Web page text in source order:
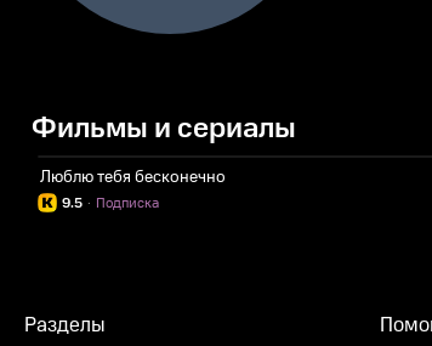
Фильмы и сериалы
Люблю тебя бесконечно
9.5 Подписка
·
Разделы